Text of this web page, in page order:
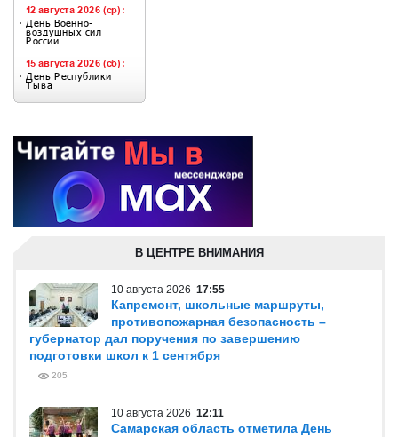
В ЦЕНТРЕ ВНИМАНИЯ
10 августа 2026 17:55
Капремонт, школьные маршруты,
противопожарная безопасность –
губернатор дал поручения по завершению
подготовки школ к 1 сентября
205
10 августа 2026 12:11
Самарская область отметила День